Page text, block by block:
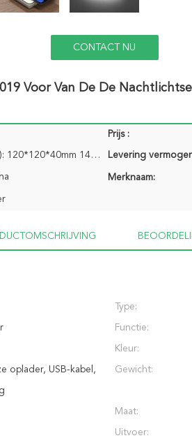
CONTACT NU
Voor Van De De
Prijs :
1 pcs (Kraft doos): 120*120*40mm 144g 1 pcs (plastic doos): 153*162 (voeg haak up 30) * 40 mm 170g Levering
Merknaam:
Type:
Functie:
Kleur:
oplader, USB-kabel, Gewicht:
Maat:
Uitvoer: